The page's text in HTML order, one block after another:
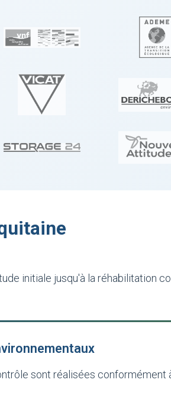
initiale jusqu'à la réhabilitation
sont réalisées